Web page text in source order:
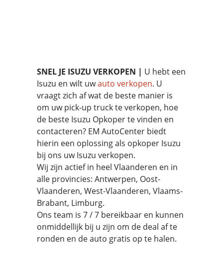
SNEL JE ISUZU VERKOPEN | U hebt een
Isuzu en wilt uwauto verkopen. U
vraagt zich af wat de beste manier is
om uw pick-up truck te verkopen, hoe
de beste Isuzu Opkoper te vinden en
contacteren? EM AutoCenter biedt
hierin een oplossing als opkoper Isuzu
bij ons uw Isuzu verkopen.
Wij zijn actief in heel Vlaanderen en in
alle provincies: Antwerpen, Oost-
Vlaanderen, West-Vlaanderen, Vlaams-
Brabant, Limburg.
Ons team is 7 / 7 bereikbaar en kunnen
onmiddellijk bij u zijn om de deal af te
ronden en de auto gratis op te halen.